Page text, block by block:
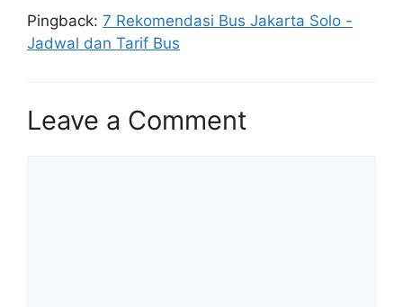
Pingback: 7 Rekomendasi Bus Jakarta Solo -
Jadwal dan Tarif Bus
Leave a Comment